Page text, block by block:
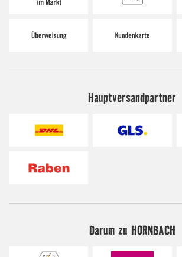
Hauptversandpartner
Darum zu HORNBACH